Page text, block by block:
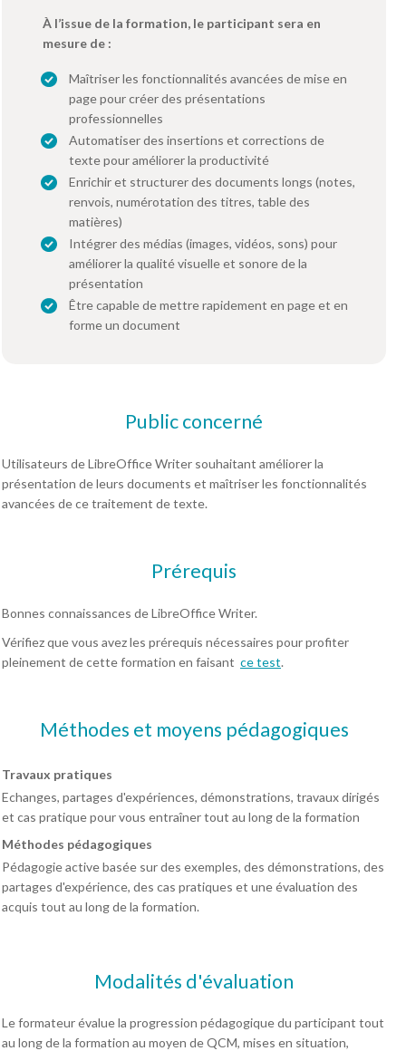
À l’issue de la formation, le participant sera en
mesure de :
Maîtriser les fonctionnalités avancées de mise en
page pour créer des présentations
professionnelles
Automatiser des insertions et corrections de
texte pour améliorer la productivité
Enrichir et structurer des documents longs (notes,
renvois, numérotation des titres, table des
matières)
Intégrer des médias (images, vidéos, sons) pour
améliorer la qualité visuelle et sonore de la
présentation
Être capable de mettre rapidement en page et en
forme un document
Public concerné
Utilisateurs de LibreOffice Writer souhaitant améliorer la
présentation de leurs documents et maîtriser les fonctionnalités
avancées de ce traitement de texte.
Prérequis
Bonnes connaissances de LibreOffice Writer.
Vérifiez que vous avez les prérequis nécessaires pour profiter
pleinement de cette formation en faisant ce test.
Méthodes et moyens pédagogiques
Travaux pratiques
Echanges, partages d'expériences, démonstrations, travaux dirigés
et cas pratique pour vous entraîner tout au long de la formation
Méthodes pédagogiques
Pédagogie active basée sur des exemples, des démonstrations, des
partages d'expérience, des cas pratiques et une évaluation des
acquis tout au long de la formation.
Modalités d'évaluation
Le formateur évalue la progression pédagogique du participant tout
au long de la formation au moyen de QCM, mises en situation,